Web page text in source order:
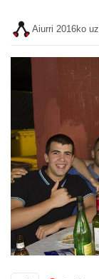
Aiurri 2016ko